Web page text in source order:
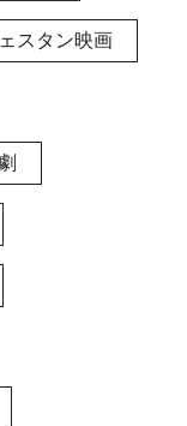
スタン映画